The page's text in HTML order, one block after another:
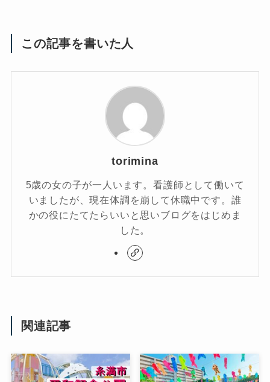
この記事を書いた人
torimina
5歳の女の子が一人います。看護師として働いて
いましたが、現在体調を崩して休職中です。誰
かの役にたてたらいいと思いブログをはじめま
した。
関連記事